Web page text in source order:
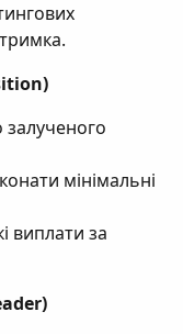
залученого
мінімальні
виплати за